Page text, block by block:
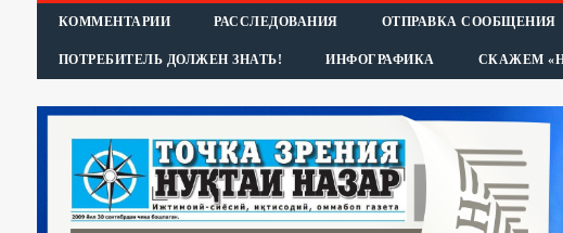
КОММЕНТАРИИ РАССЛЕДОВАНИЯ ОТПРАВКА СООБЩЕНИЯ
ПОТРЕБИТЕЛЬ ДОЛЖЕН ЗНАТЬ! ИНФОГРАФИКА СКАЖЕМ